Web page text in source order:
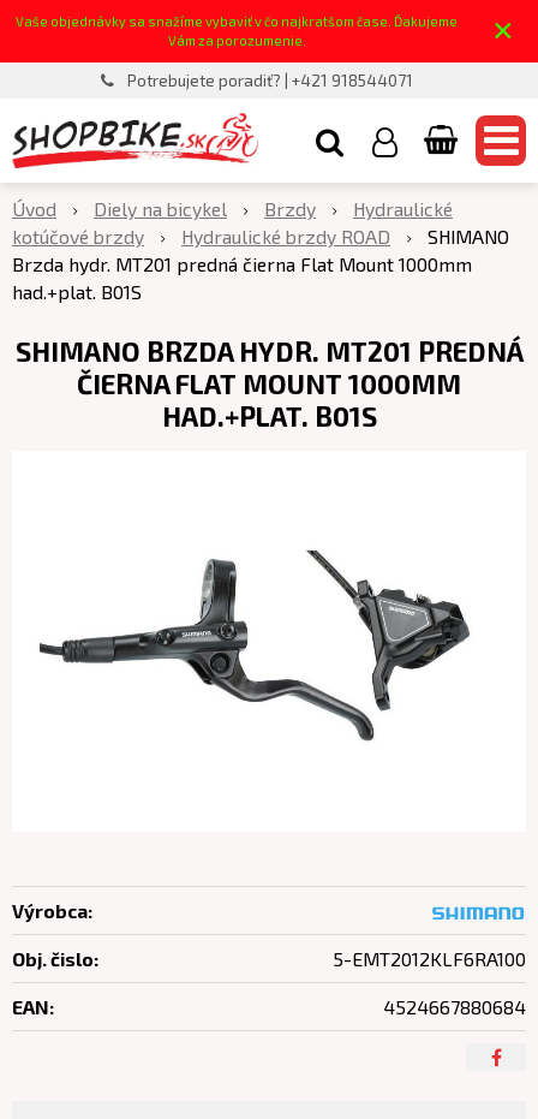
Vaše objednávky sa snažíme vybaviť v čo najkratšom čase. Ďakujeme
Vám za porozumenie.
×
Potrebujete poradiť? | +421 918544071
Úvod Diely na bicykel Brzdy
Hydraulické
kotúčové brzdy
Hydraulické brzdy ROAD
SHIMANO
Brzda hydr. MT201 predná čierna Flat Mount 1000mm
had.+plat. B01S
SHIMANO BRZDA HYDR. MT201 PREDNÁ
ČIERNA FLAT MOUNT 1000MM
HAD.+PLAT. B01S
Výrobca:
Obj. čislo: 5-EMT2012KLF6RA100
EAN: 4524667880684